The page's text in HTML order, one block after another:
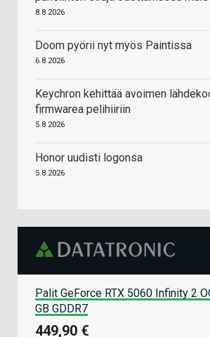
8.8.2026
Doom pyörii nyt myös Paintissa
6.8.2026
Keychron kehittää avoimen
firmwarea pelihiiriin
5.8.2026
Honor uudisti logonsa
5.8.2026
Palit GeForce RTX 5060 Infinity 2
GB GDDR7
449,90 €